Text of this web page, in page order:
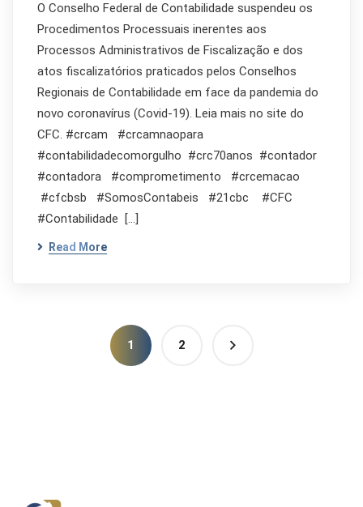
O Conselho Federal de Contabilidade suspendeu os
Procedimentos Processuais inerentes aos
Processos Administrativos de Fiscalização e dos
atos fiscalizatórios praticados pelos Conselhos
Regionais de Contabilidade em face da pandemia do
novo coronavírus (Covid-19). Leia mais no site do
CFC. #crcam #crcamnaopara
#contabilidadecomorgulho #crc70anos #contador
#contadora #comprometimento #crcemacao
#cfcbsb #SomosContabeis #21cbc #CFC
#Contabilidade […]
Read More
1 2